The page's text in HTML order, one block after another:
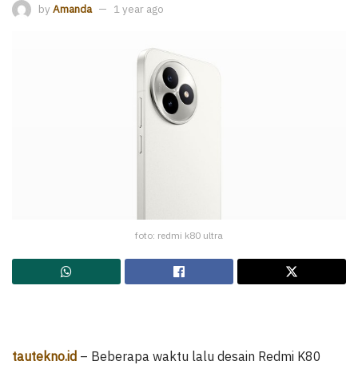
by Amanda 1 year ago
foto: redmi k80 ultra
tautekno.id – Beberapa waktu lalu desain Redmi K80